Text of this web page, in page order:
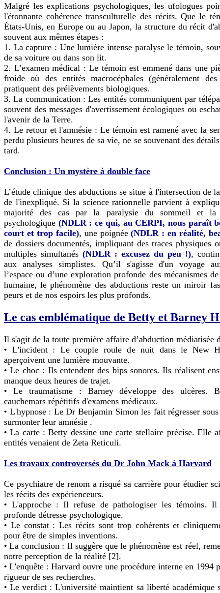
Malgré les explications psychologiques, les ufologues
l'étonnante cohérence transculturelle des récits. Que le
États-Unis, en Europe ou au Japon, la structure du récit
souvent aux mêmes étapes :
1. La capture : Une lumière intense paralyse le témoin,
de sa voiture ou dans son lit.
2. L’examen médical : Le témoin est emmené dans une
froide où des entités macrocéphales (généralement
pratiquent des prélèvements biologiques.
3. La communication : Les entités communiquent par
souvent des messages d'avertissement écologiques ou
l'avenir de la Terre.
4. Le retour et l'amnésie : Le témoin est ramené avec la
perdu plusieurs heures de sa vie, ne se souvenant des
tard.
Conclusion : Un mystère à double face
L’étude clinique des abductions se situe à l'intersection de
de l'inexpliqué. Si la science rationnelle parvient à
majorité des cas par la paralysie du sommeil et la
psychologique (NDLR : ce qui, au CERPI, nous paraît
court et trop facile), une poignée(NDLR : en réalité,
de dossiers documentés, impliquant des traces physiques
multiples simultanés (NDLR : excusez du peu !),
aux analyses simplistes. Qu’il s'agisse d'un voyage
l’espace ou d’une exploration profonde des mécanismes
humaine, le phénomène des abductions reste un miroir
peurs et de nos espoirs les plus profonds.
Le cas emblématique de Betty et Barney
Il s'agit de la toute première affaire d’abduction médiatisée
• L'incident : Le couple roule de nuit dans le New
aperçoivent une lumière mouvante.
• Le choc : Ils entendent des bips sonores. Ils réalisent
manque deux heures de trajet.
• Le traumatisme : Barney développe des ulcères.
cauchemars répétitifs d'examens médicaux.
• L'hypnose : Le Dr Benjamin Simon les fait régresser
surmonter leur amnésie .
• La carte : Betty dessine une carte stellaire précise. Elle
entités venaient de Zeta Reticuli.
Les travaux controversés du Dr John Mack à Harvard
Ce psychiatre de renom a risqué sa carrière pour étudier
les récits des expérienceurs.
• L'approche : Il refuse de pathologiser les témoins. Il
profonde détresse psychologique.
• Le constat : Les récits sont trop cohérents et
pour être de simples inventions.
• La conclusion : Il suggère que le phénomène est réel,
notre perception de la réalité [2].
• L'enquête : Harvard ouvre une procédure interne en 1994
rigueur de ses recherches.
• Le verdict : L'université maintient sa liberté académique